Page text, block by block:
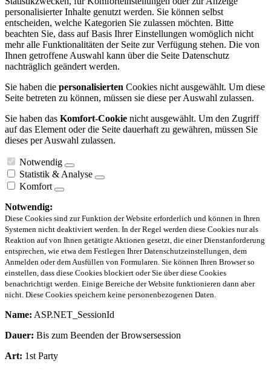
personalisierter Inhalte genutzt werden. Sie können selbst
entscheiden, welche Kategorien Sie zulassen möchten. Bitte
beachten Sie, dass auf Basis Ihrer Einstellungen womöglich nicht
mehr alle Funktionalitäten der Seite zur Verfügung stehen. Die von
Ihnen getroffene Auswahl kann über die Seite Datenschutz
nachträglich geändert werden.
Sie haben die personalisierten Cookies nicht ausgewählt. Um diese
Seite betreten zu können, müssen sie diese per Auswahl zulassen.
Sie haben das Komfort-Cookie nicht ausgewählt. Um den Zugriff
auf das Element oder die Seite dauerhaft zu gewähren, müssen Sie
dieses per Auswahl zulassen.
Notwendig
Statistik & Analyse
Komfort
Notwendig:
Diese Cookies sind zur Funktion der Website erforderlich und können in Ihren
Systemen nicht deaktiviert werden. In der Regel werden diese Cookies nur als
Reaktion auf von Ihnen getätigte Aktionen gesetzt, die einer Dienstanforderung
entsprechen, wie etwa dem Festlegen Ihrer Datenschutzeinstellungen, dem
Anmelden oder dem Ausfüllen von Formularen. Sie können Ihren Browser so
einstellen, dass diese Cookies blockiert oder Sie über diese Cookies
benachrichtigt werden. Einige Bereiche der Website funktionieren dann aber
nicht. Diese Cookies speichern keine personenbezogenen Daten.
Name: ASP.NET_SessionId
Dauer: Bis zum Beenden der Browsersession
Art: 1st Party